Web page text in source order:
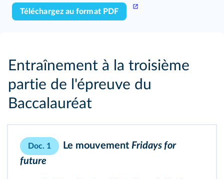
Téléchargez au format PDF
Entraînement à la troisième
partie de l'épreuve du
Baccalauréat
Doc. 1 Le mouvement Fridays for
future